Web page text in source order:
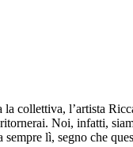
la collettiva, l’artista
Noi, infatti,
sempre lì, segno che